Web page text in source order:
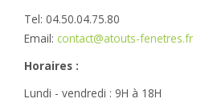
Tel: 04.50.04.75.80
Email: contact@atouts-fenetres.fr
Horaires :
Lundi - vendredi : 9H à 18H